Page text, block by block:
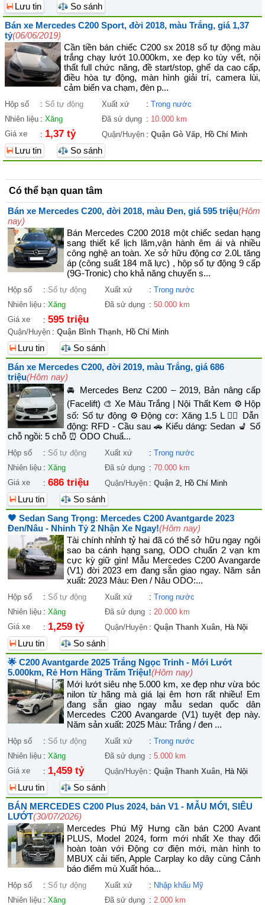
Lưu tin
So sánh
Bán xe Mercedes C200 Sport, đời 2018, màu Trắng, giá 1,37
tỷ(06/06/2019)
Cần tiền bán chiếc C200 sx 2018 số tự động màu
trắng chạy lướt 10.000km, xe đẹp ko tùy vết, nội
thất full chức năng, đề start/stop, ghế da cao cấp,
điều hòa tự động, màn hình giải trí, camera lùi,
cảm biến va chạm, đèn p...
Hộp số : Số tự động Xuất xứ : Trong nước
Nhiên liệu : Xăng Đã sử dụng : 10.000 km
Giá xe
: 1,37 tỷ Quận/Huyện : Quận Gò Vấp, Hồ Chí Minh
Lưu tin So sánh
Có thể bạn quan tâm
Bán xe Mercedes C200, đời 2018, màu Đen, giá 595 triệu(Hôm
nay)
Bán Mercedes C200 2018 một chiếc sedan hạng
sang thiết kế lịch lãm,vận hành êm ái và nhiều
công nghệ an toàn. Xe sở hữu động cơ 2.0L tăng
áp (công suất 184 mã lực) , hộp số tự động 9 cấp
(9G-Tronic) cho khả năng chuyển s...
Hộp số : Số tự động Xuất xứ : Trong nước
Nhiên liệu : Xăng Đã sử dụng : 50.000 km
Giá xe
: 595 triệu
Quận/Huyện : Quận Bình Thạnh, Hồ Chí Minh
Lưu tin
So sánh
Bán xe Mercedes C200, đời 2019, màu Trắng, giá 686
triệu(Hôm nay)
🚘 Mercedes Benz C200 – 2019, Bản nâng cấp
(Facelift) 🎨 Xe Màu Trắng | Nội Thất Kem ⚙️ Hộp
số: Số tự động ⚙️ Động cơ: Xăng 1.5 L 🚴‍♀️ Dẫn
động: RFD - Cầu sau 🚗 Kiểu dáng: Sedan 💺 Số
chỗ ngồi: 5 chỗ ⏰ ODO Chuẩ...
Hộp số : Số tự động Xuất xứ : Trong nước
Nhiên liệu : Xăng Đã sử dụng : 70.000 km
Giá xe
: 686 triệu Quận/Huyện : Quận 2, Hồ Chí Minh
Lưu tin
So sánh
🖤 Sedan Sang Trọng: Mercedes C200 Avantgarde 2023
Đen/Nâu - Nhỉnh Tỷ 2 Nhận Xe Ngay!(Hôm nay)
Tài chính nhỉnh tỷ hai đã có thể sở hữu ngay ngôi
sao ba cánh hạng sang, ODO chuẩn 2 vạn km
cực kỳ giữ gìn! Mẫu Mercedes C200 Avangarde
(V1) đời 2023 em đang sẵn giao ngay. Năm sản
xuất: 2023 Màu: Đen / Nâu ODO:...
Hộp số : Số tự động Xuất xứ : Trong nước
Nhiên liệu : Xăng Đã sử dụng : 20.000 km
Giá xe
: 1,259 tỷ Quận/Huyện : Quận Thanh Xuân, Hà Nội
Lưu tin
So sánh
🌟 C200 Avantgarde 2025 Trắng Ngọc Trinh - Mới Lướt
5.000km, Rẻ Hơn Hãng Trăm Triệu!(Hôm nay)
Mới lướt siêu nhẹ 5.000 km, xe đẹp như vừa bóc
nilon từ hãng mà giá lại êm hơn rất nhiều! Em
đang sẵn giao ngay mẫu sedan quốc dân
Mercedes C200 Avangarde (V1) tuyệt đẹp này.
Năm sản xuất: 2025 Màu: Trắng / đen ...
Hộp số : Số tự động Xuất xứ : Trong nước
Nhiên liệu : Xăng Đã sử dụng : 5.000 km
Giá xe
: 1,459 tỷ Quận/Huyện : Quận Thanh Xuân, Hà Nội
Lưu tin
So sánh
BÁN MERCEDES C200 Plus 2024, bản V1 - MẪU MỚI, SIÊU
LƯỚT(30/07/2026)
Mercedes Phú Mỹ Hưng cần bán C200 Avant
PLUS, Model 2024, form mới nhất Xe thay đổi
hoàn toàn với Động cơ điện mới, màn hình to
MBUX cải tiến, Apple Carplay ko dây cùng Cảnh
báo điểm mù Xuất hóa...
Hộp số : Số tự động Xuất xứ : Nhập khẩu Mỹ
Nhiên liệu : Xăng Đã sử dụng : 2.000 km